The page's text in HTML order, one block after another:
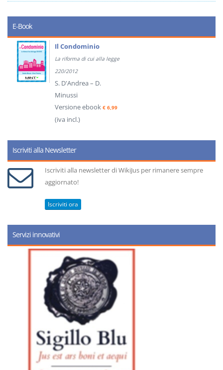
E-Book
Il Condominio
La riforma di cui alla legge
220/2012
S. D'Andrea – D.
Minussi
Versione ebook € 6,99
(iva incl.)
Iscriviti alla Newsletter
Iscriviti alla newsletter di WikiJus per rimanere sempre
aggiornato!
Iscriviti ora
Servizi innovativi